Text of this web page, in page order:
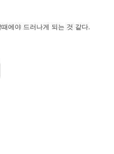
에야 드러나게 되는 것 같다.